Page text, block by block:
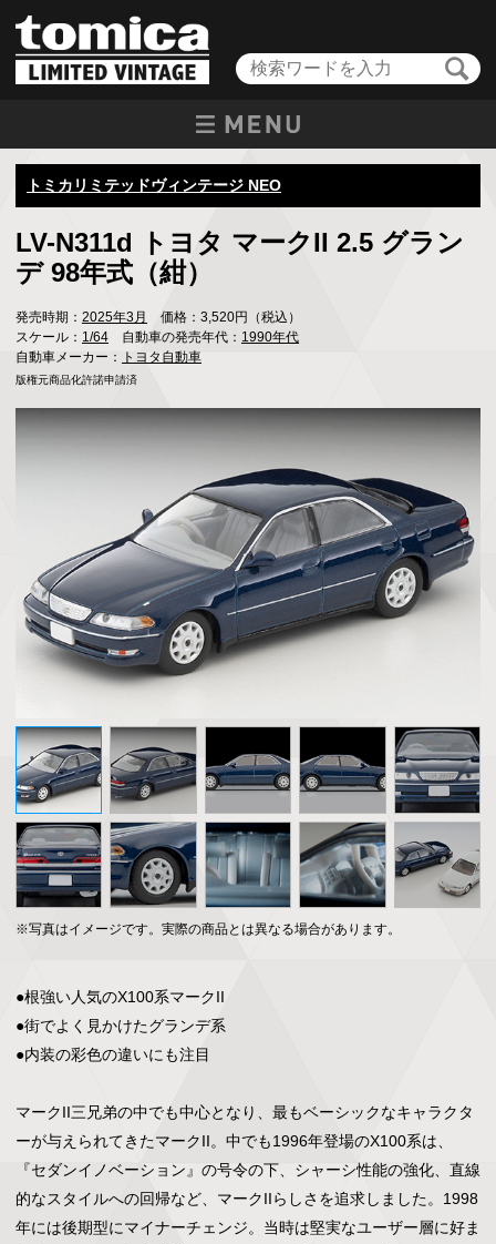
トミカリミテッドヴィンテージ NEO
LV-N311d トヨタ マークII 2.5 グラン
デ 98年式（紺）
発売時期： 2025年3月
価格：3,520円（税込）
スケール： 1/64 自動車の発売年代： 1990年代
自動車メーカー：
トヨタ自動車
版権元商品化許諾申請済
※写真はイメージです。実際の商品とは異なる場合があります。
●根強い人気のX100系マークII
●街でよく見かけたグランデ系
●内装の彩色の違いにも注目
マークII三兄弟の中でも中心となり、最もベーシックなキャラクタ
ーが与えられてきたマークII。中でも1996年登場のX100系は、
『セダンイノベーション』の号令の下、シャーシ性能の強化、直線
的なスタイルへの回帰など、マークIIらしさを追求しました。1998
年には後期型にマイナーチェンジ。当時は堅実なユーザー層に好ま